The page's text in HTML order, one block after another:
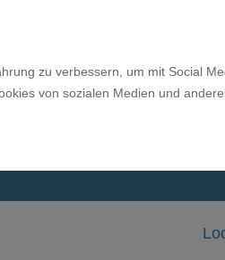
zu verbessern, um mit Social
von sozialen Medien und